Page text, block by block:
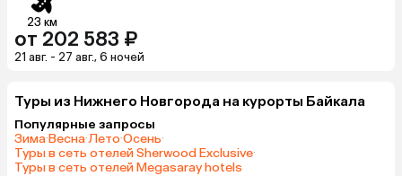
23 км
от 202 583 ₽
21 авг. - 27 авг., 6 ночей
Туры из Нижнего Новгорода на курорты Байкала
Популярные запросы
Зима·Весна·Лето·Осень·
Туры в сеть отелей Sherwood Exclusive·
Туры в сеть отелей Megasaray hotels